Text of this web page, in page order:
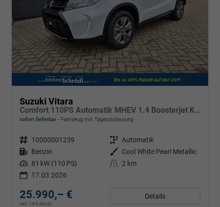
Suzuki Vitara
Comfort 110PS Automatik MHEV 1.4 Boosterjet Klimaautomatik Sitzheizung Navi ACC PDC Rückf.Kamera Suzuki-Radio Apple CarPlay Android Auto Touchscreen 2xKeyless 17-LM
sofort lieferbar Fahrzeug mit Tageszulassung
Fahrzeugnr. 10000001239 Getriebe Automatik
Kraftstoff Benzin Außenfarbe Cool White Pearl Metallic
Leistung 81 kW (110 PS) Kilometerstand
2 km
17.03.2026
25.990,– €
inkl. 19% MwSt.
Details